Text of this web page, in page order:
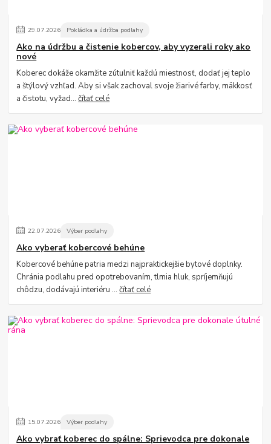
29.07.2026 Pokládka a údržba podlahy
Ako na údržbu a čistenie kobercov, aby vyzerali roky ako
nové
Koberec dokáže okamžite zútulniť každú miestnosť, dodať jej teplo
a štýlový vzhľad. Aby si však zachoval svoje žiarivé farby, mäkkosť
a čistotu, vyžad...čítať celé
22.07.2026 Výber podlahy
Ako vyberať kobercové behúne
Kobercové behúne patria medzi najpraktickejšie bytové doplnky.
Chránia podlahu pred opotrebovaním, tlmia hluk, spríjemňujú
chôdzu, dodávajú interiéru ...čítať celé
15.07.2026 Výber podlahy
Ako vybrať koberec do spálne: Sprievodca pre dokonale